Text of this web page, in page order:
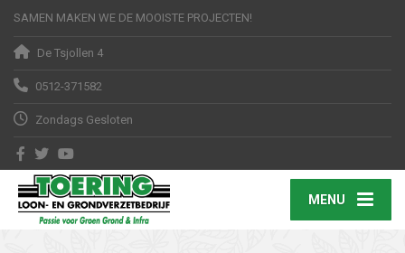
SAMEN MAKEN WE DE MOOISTE PROJECTEN!
De Tsjollen 4
0512-371582
Zondags Gesloten
MENU